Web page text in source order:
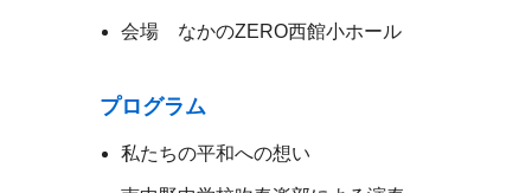
会場 なかのZERO西館小ホール
プログラム
私たちの平和への想い